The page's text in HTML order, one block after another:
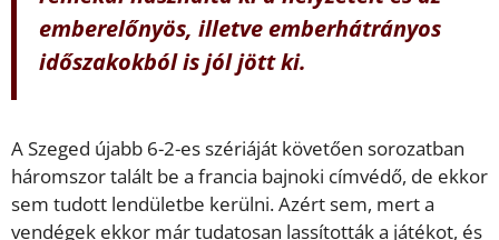
emberelőnyös, illetve emberhátrányos
időszakokból is jól jött ki.
A Szeged újabb 6-2-es szériáját követően sorozatban
háromszor talált be a francia bajnoki címvédő, de ekkor
sem tudott lendületbe kerülni. Azért sem, mert a
vendégek ekkor már tudatosan lassították a játékot, és